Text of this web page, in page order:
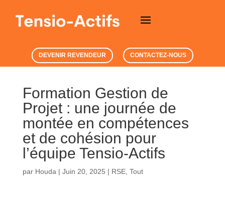
DEVENIR REVENDEUR CONTACTEZ-NOUS
Formation Gestion de
Projet : une journée de
montée en compétences
et de cohésion pour
l’équipe Tensio-Actifs
par Houda | Juin 20, 2025 | RSE, Tout